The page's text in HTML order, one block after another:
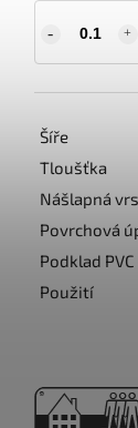
Šíře
Tloušťka
Nášlapná
Povrchová
Podklad PVC
Použití